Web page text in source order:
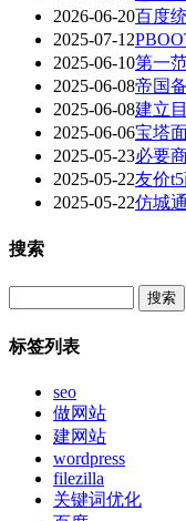
2026-06-20百度
2025-07-12
2025-06-10第一
2025-06-08帝国
2025-06-08建立
2025-06-06宝塔
2025-05-23必要
2025-05-22友价
2025-05-22仿城
搜索
标签列表
seo
做网站
建网站
wordpress
filezilla
关键词优化